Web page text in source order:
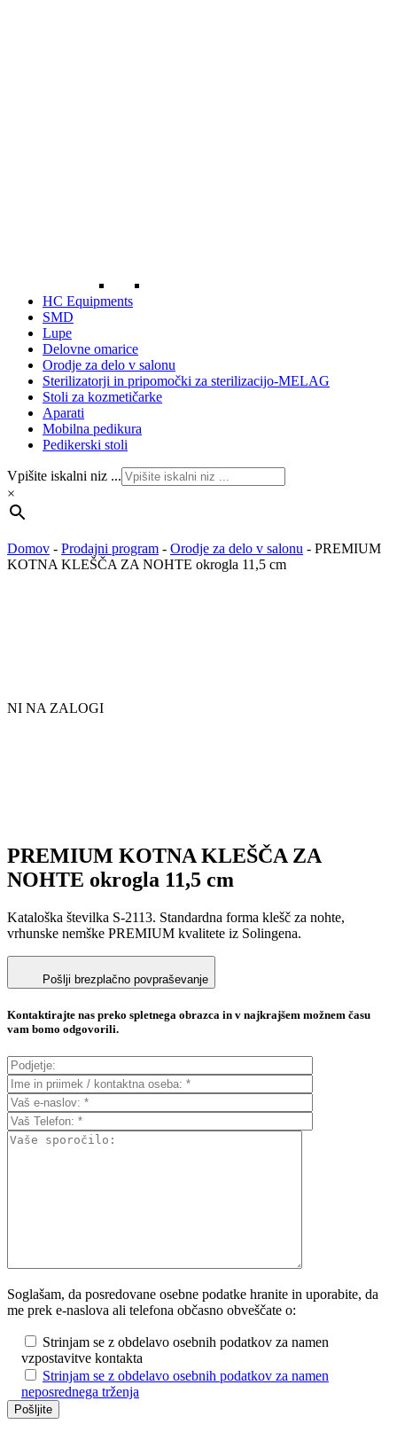
HC Equipments
SMD
Lupe
Delovne omarice
Orodje za delo v salonu
Sterilizatorji in pripomočki za sterilizacijo-MELAG
Stoli za kozmetičarke
Aparati
Mobilna pedikura
Pedikerski stoli
Vpišite iskalni niz ...
×
Domov - Prodajni program - Orodje za delo v salonu - PREMIUM
KOTNA KLEŠČA ZA NOHTE okrogla 11,5 cm
NI NA ZALOGI
PREMIUM KOTNA KLEŠČA ZA
NOHTE okrogla 11,5 cm
Kataloška številka S-2113. Standardna forma klešč za nohte,
vrhunske nemške PREMIUM kvalitete iz Solingena.
Pošlji brezplačno povpraševanje
Kontaktirajte nas preko spletnega obrazca in v najkrajšem možnem času
vam bomo odgovorili.
Soglašam, da posredovane osebne podatke hranite in uporabite, da
me prek e-naslova ali telefona občasno obveščate o:
Strinjam se z obdelavo osebnih podatkov za namen
vzpostavitve kontakta
Strinjam se z obdelavo osebnih podatkov za namen
neposrednega trženja